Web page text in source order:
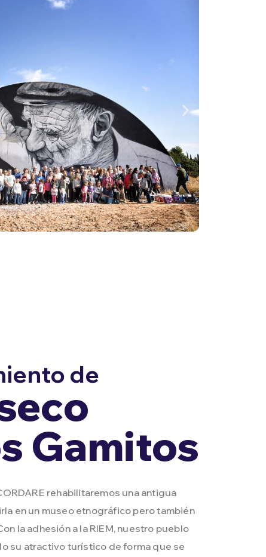
de
Gamitos
rehabilitaremos una antigua
en un museo etnográfico pero también
la adhesión a la RIEM, nuestro pueblo
su atractivo turístico de forma que se